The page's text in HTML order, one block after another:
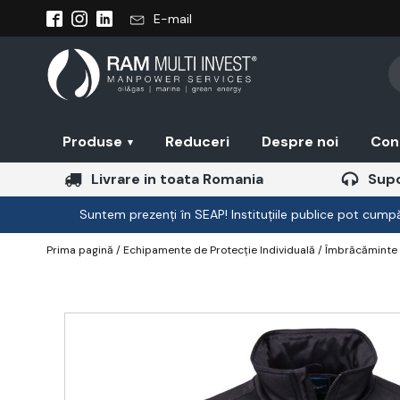
E-mail
Produse ▾ Reduceri Despre noi
Livrare in toata Romania
Suntem prezenți în SEAP! Instituțiile publice pot
Prima pagină /Echipamente de Protecție Individuală /Îmbrăcăminte